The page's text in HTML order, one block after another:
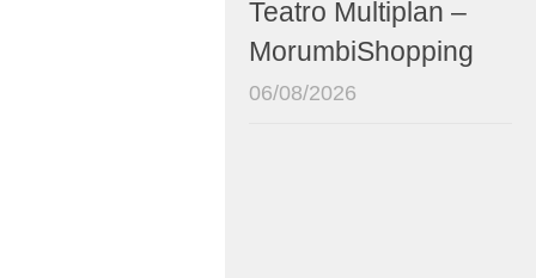
Teatro Multiplan –
MorumbiShopping
06/08/2026